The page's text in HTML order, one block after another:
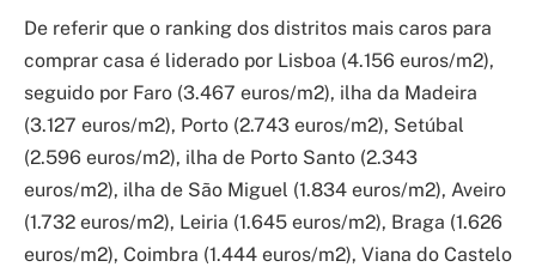
De referir que o ranking dos distritos mais caros para
comprar casa é liderado por Lisboa (4.156 euros/m2),
seguido por Faro (3.467 euros/m2), ilha da Madeira
(3.127 euros/m2), Porto (2.743 euros/m2), Setúbal
(2.596 euros/m2), ilha de Porto Santo (2.343
euros/m2), ilha de São Miguel (1.834 euros/m2), Aveiro
(1.732 euros/m2), Leiria (1.645 euros/m2), Braga (1.626
euros/m2), Coimbra (1.444 euros/m2), Viana do Castelo